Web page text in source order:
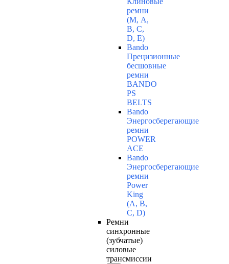
ремни
(М, A,
B, C,
D, Е)
Bando
Прецизионные
бесшовные
ремни
BANDO
PS
BELTS
Bando
Энергосберегающие
ремни
POWER
ACE
Bando
Энергосберегающие
ремни
Power
King
(A, B,
C, D)
Ремни
синхронные
(зубчатые)
силовые
трансмиссии